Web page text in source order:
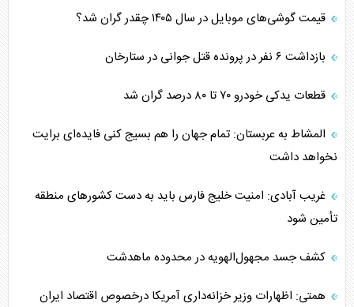
قیمت گوشی‌های موبایل در سال ۱۴۰۵ چقدر گران شد؟
بازداشت ۶ نفر در پرونده قتل جوانی در ستارخان
قطعات یدکی خودرو ۷۰ تا ۸۰ درصد گران شد
المشاط به عربستان: تمام جهان را هم بسیج کنی فایده‌ای برایت
نخواهد داشت
غریب آبادی: امنیت خلیج فارس باید به دست کشورهای منطقه
تأمین شود
کشف جسد مجهول‌الهویه در محدوده ماهدشت
همتی: اظهارات وزیر خزانه‌داری آمریکا درخصوص اقتصاد ایران